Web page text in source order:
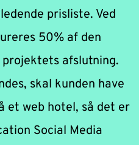
prisliste. Ved
50% af den
afslutning.
skal kunden have
web hotel, så det er
Social Media